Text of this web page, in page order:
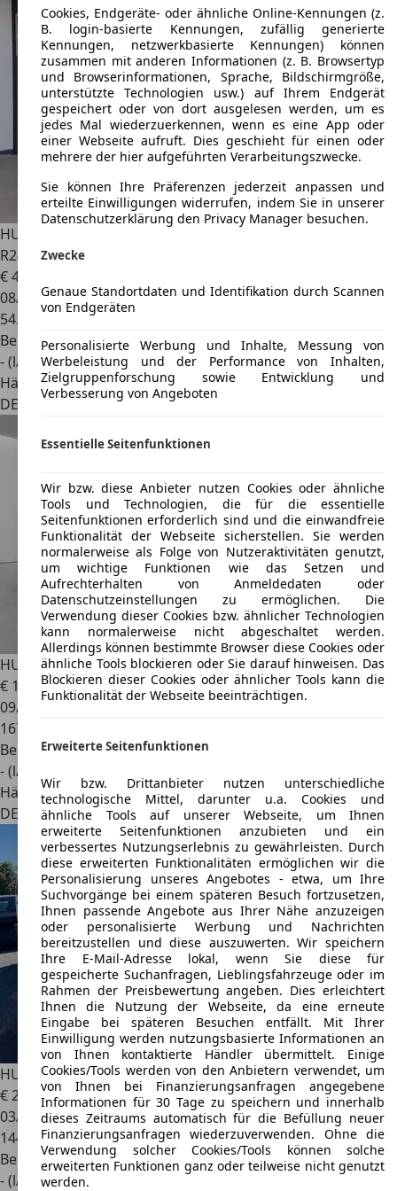
HUMMER H2
R24
€ 49.950
08/2006
54.170 km
Benzin
- (l/100 km)
Händler
DE 56744Rennerod
HUMMER H3/ Black Edition/Alpha/VOLLAUSSTATTUNG/
€ 14.950
09/2006
167.000 km
Benzin
- (l/100 km)
Händler
DE 67547Worms
HUMMER H26.2 Luxury MFL RFK AHK LEDER AWD
€ 29.900
03/2009
144.850 km
Benzin
- (l/100 km)
Cookies, Endgeräte- oder ähnliche Online-Kennungen (z.
B. login-basierte Kennungen, zufällig generierte
Kennungen, netzwerkbasierte Kennungen) können
zusammen mit anderen Informationen (z. B. Browsertyp
und Browserinformationen, Sprache, Bildschirmgröße,
unterstützte Technologien usw.) auf Ihrem Endgerät
gespeichert oder von dort ausgelesen werden, um es
jedes Mal wiederzuerkennen, wenn es eine App oder
einer Webseite aufruft. Dies geschieht für einen oder
mehrere der hier aufgeführten Verarbeitungszwecke.
Sie können Ihre Präferenzen jederzeit anpassen und
erteilte Einwilligungen widerrufen, indem Sie in unserer
Datenschutzerklärung den Privacy Manager besuchen.
Zwecke
Genaue Standortdaten und Identifikation durch Scannen
von Endgeräten
Personalisierte Werbung und Inhalte, Messung von
Werbeleistung und der Performance von Inhalten,
Zielgruppenforschung sowie Entwicklung und
Verbesserung von Angeboten
Essentielle Seitenfunktionen
Wir bzw. diese Anbieter nutzen Cookies oder ähnliche
Tools und Technologien, die für die essentielle
Seitenfunktionen erforderlich sind und die einwandfreie
Funktionalität der Webseite sicherstellen. Sie werden
normalerweise als Folge von Nutzeraktivitäten genutzt,
um wichtige Funktionen wie das Setzen und
Aufrechterhalten von Anmeldedaten oder
Datenschutzeinstellungen zu ermöglichen. Die
Verwendung dieser Cookies bzw. ähnlicher Technologien
kann normalerweise nicht abgeschaltet werden.
Allerdings können bestimmte Browser diese Cookies oder
ähnliche Tools blockieren oder Sie darauf hinweisen. Das
Blockieren dieser Cookies oder ähnlicher Tools kann die
Funktionalität der Webseite beeinträchtigen.
Erweiterte Seitenfunktionen
Wir bzw. Drittanbieter nutzen unterschiedliche
technologische Mittel, darunter u.a. Cookies und
ähnliche Tools auf unserer Webseite, um Ihnen
erweiterte Seitenfunktionen anzubieten und ein
verbessertes Nutzungserlebnis zu gewährleisten. Durch
diese erweiterten Funktionalitäten ermöglichen wir die
Personalisierung unseres Angebotes - etwa, um Ihre
Suchvorgänge bei einem späteren Besuch fortzusetzen,
Ihnen passende Angebote aus Ihrer Nähe anzuzeigen
oder personalisierte Werbung und Nachrichten
bereitzustellen und diese auszuwerten. Wir speichern
Ihre E-Mail-Adresse lokal, wenn Sie diese für
gespeicherte Suchanfragen, Lieblingsfahrzeuge oder im
Rahmen der Preisbewertung angeben. Dies erleichtert
Ihnen die Nutzung der Webseite, da eine erneute
Eingabe bei späteren Besuchen entfällt. Mit Ihrer
Einwilligung werden nutzungsbasierte Informationen an
von Ihnen kontaktierte Händler übermittelt. Einige
Cookies/Tools werden von den Anbietern verwendet, um
von Ihnen bei Finanzierungsanfragen angegebene
Informationen für 30 Tage zu speichern und innerhalb
dieses Zeitraums automatisch für die Befüllung neuer
Finanzierungsanfragen wiederzuverwenden. Ohne die
Verwendung solcher Cookies/Tools können solche
erweiterten Funktionen ganz oder teilweise nicht genutzt
werden.